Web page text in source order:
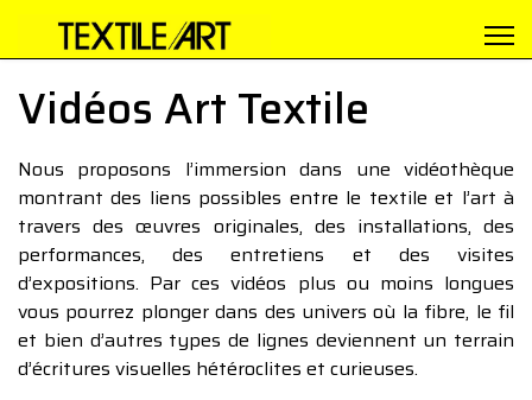
Vidéos Art Textile
Nous proposons l’immersion dans une vidéothèque
montrant des liens possibles entre le textile et l’art à
travers des œuvres originales, des installations, des
performances, des entretiens et des visites
d’expositions. Par ces vidéos plus ou moins longues
vous pourrez plonger dans des univers où la fibre, le fil
et bien d’autres types de lignes deviennent un terrain
d’écritures visuelles hétéroclites et curieuses.